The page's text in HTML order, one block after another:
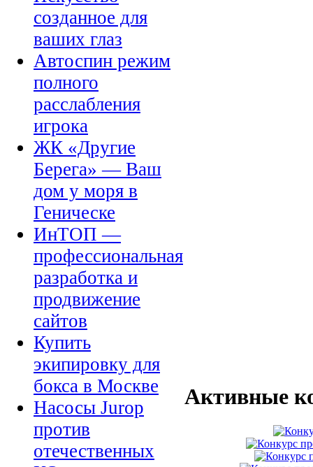
созданное для
ваших глаз
Автоспин режим
полного
расслабления
игрока
ЖК «Другие
Берега» — Ваш
дом у моря в
Геническе
ИнТОП —
профессиональная
разработка и
продвижение
сайтов
Купить
экипировку для
бокса в Москве
Насосы Jurop
против
отечественных
Активные